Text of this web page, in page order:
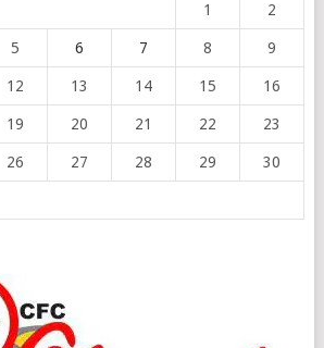
1 2
5 6 7 8 9
12 13 14 15 16
19 20 21 22 23
26 27 28 29 30